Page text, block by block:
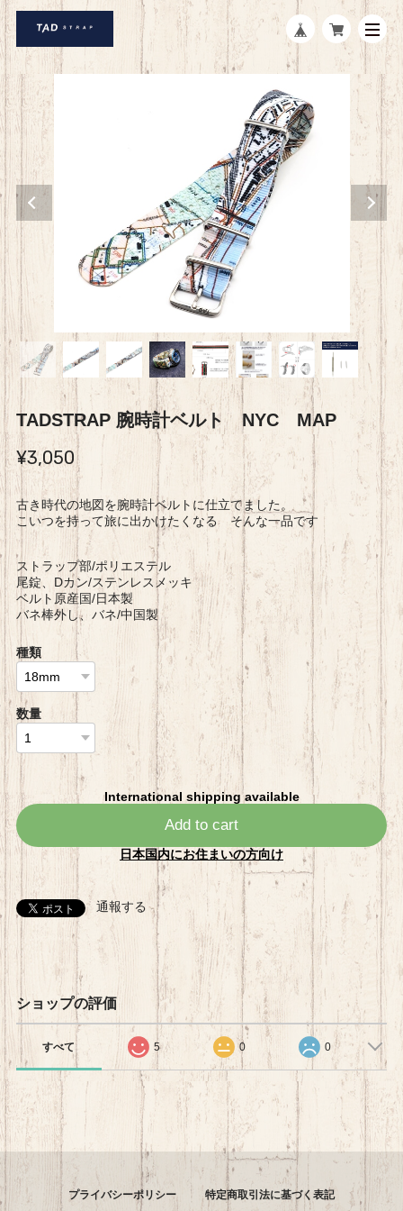
TADSTRAP 腕時計ベルト NYC MAP
¥3,050
古き時代の地図を腕時計ベルトに仕立てました。
こいつを持って旅に出かけたくなる そんな一品です
ストラップ部/ポリエステル
尾錠、Dカン/ステンレスメッキ
ベルト原産国/日本製
バネ棒外し、バネ/中国製
種類
数量
International shipping available
Add to cart
日本国内にお住まいの方向け
通報する
ショップの評価
すべて 5 0 0
プライバシーポリシー 特定商取引法に基づく表記